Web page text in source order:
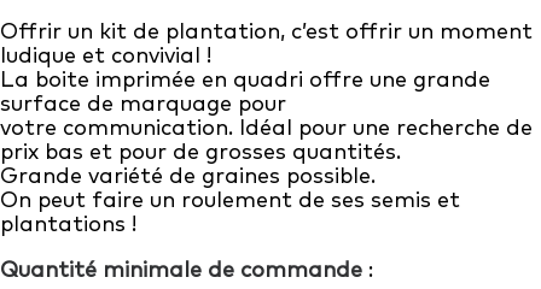
Offrir un kit de plantation, c’est offrir un moment
ludique et convivial !
La boite imprimée en quadri offre une grande
surface de marquage pour
votre communication. Idéal pour une recherche de
prix bas et pour de grosses quantités.
Grande variété de graines possible.
On peut faire un roulement de ses semis et
plantations !
Quantité minimale de commande :